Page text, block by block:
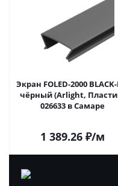
Экран FOLED-2000
чёрный (Arlight,
026633 в Самаре
1 389.26₽/м